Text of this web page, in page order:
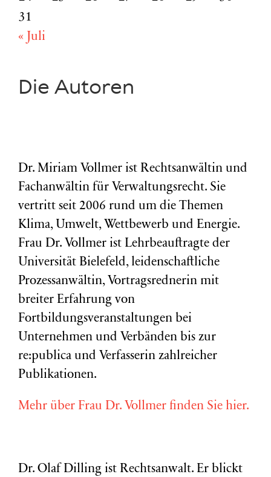
31
« Juli
Die Autoren
Dr. Miriam Vollmer ist Rechtsanwältin und
Fachanwältin für Verwaltungsrecht. Sie
vertritt seit 2006 rund um die Themen
Klima, Umwelt, Wettbewerb und Energie.
Frau Dr. Vollmer ist Lehrbeauftragte der
Universität Bielefeld, leidenschaftliche
Prozessanwältin, Vortragsrednerin mit
breiter Erfahrung von
Fortbildungsveranstaltungen bei
Unternehmen und Verbänden bis zur
re:publica und Verfasserin zahlreicher
Publikationen.
Mehr über Frau Dr. Vollmer finden Sie hier.
Dr. Olaf Dilling ist Rechtsanwalt. Er blickt